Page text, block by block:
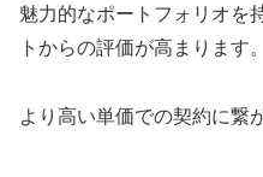
魅力的なポートフォリオを
トからの評価が高まります。
より高い単価での契約に繋